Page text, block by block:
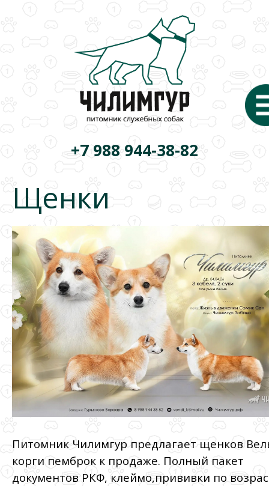
+7 988 944-38-82
Щенки
Питомник Чилимгур предлагает щенков
корги пемброк к продаже. Полный пакет
документов РКФ, клеймо,прививки по